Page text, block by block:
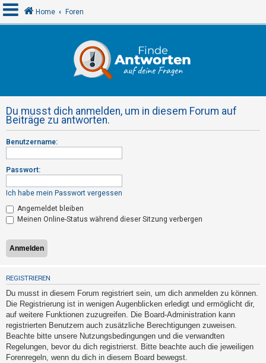
e
l
d
e
n
R
e
i
s
t
r
i
e
r
e
n
Home Foren
Du musst dich anmelden, um in diesem Forum auf
Beiträge zu antworten.
Benutzername:
Passwort:
Ich habe mein Passwort vergessen
Angemeldet bleiben
Meinen Online-Status während dieser Sitzung verbergen
REGISTRIEREN
Du musst in diesem Forum registriert sein, um dich anmelden zu können.
Die Registrierung ist in wenigen Augenblicken erledigt und ermöglicht dir,
auf weitere Funktionen zuzugreifen. Die Board-Administration kann
registrierten Benutzern auch zusätzliche Berechtigungen zuweisen.
Beachte bitte unsere Nutzungsbedingungen und die verwandten
Regelungen, bevor du dich registrierst. Bitte beachte auch die jeweiligen
Forenregeln, wenn du dich in diesem Board bewegst.